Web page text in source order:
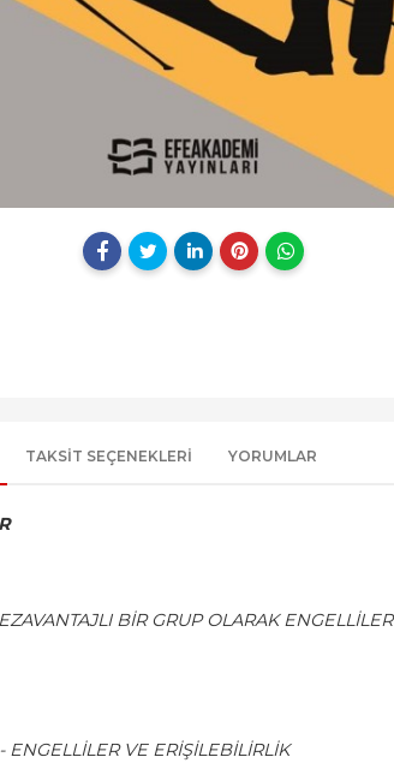
TAKSIT SEÇENEKLERI YORUMLAR
BİR GRUP OLARAK ENGELLİLER
ENGELLİLER VE ERİŞİLEBİLİRLİK